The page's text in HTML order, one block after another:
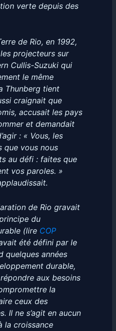
verte depuis des
de Rio, en 1992,
projecteurs sur
Cullis-Suzuki qui
le même
Thunberg tient
craignait que
accusait les pays
et demandait
: « Vous, les
que vous nous
au défi : faites que
vos paroles. »
de Rio gravait
du
(lire COP
été défini par le
quelques années
durable,
aux besoins
la
ceux des
Il ne s’agit en aucun
la croissance